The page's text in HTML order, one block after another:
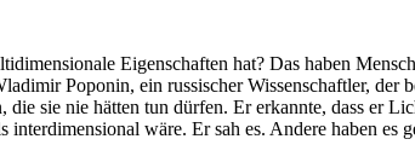
Eigenschaften hat? Das haben
Poponin, ein russischer Wissenschaftler,
sie nie hätten tun dürfen. Er erkannte, dass er
wäre. Er sah es. Andere haben es